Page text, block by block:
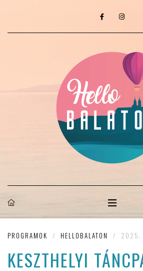
PROGRAMOK / HELLOBALATON / 2025.
KESZTHELYI